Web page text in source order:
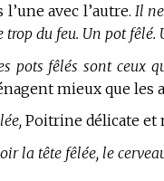
avec l’autre. Il
trop du feu. Un pot fêlé.
pots fêlés sont ceux
mieux que les
Poitrine délicate et
la tête fêlée, le